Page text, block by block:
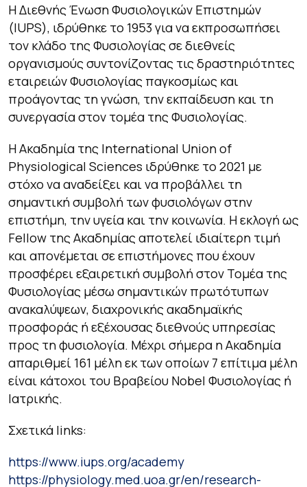
Η Διεθνής Ένωση Φυσιολογικών Επιστημών
(IUPS), ιδρύθηκε το 1953 για να εκπροσωπήσει
τον κλάδο της Φυσιολογίας σε διεθνείς
οργανισμούς συντονίζοντας τις δραστηριότητες
εταιρειών Φυσιολογίας παγκοσμίως και
προάγοντας τη γνώση, την εκπαίδευση και τη
συνεργασία στον τομέα της Φυσιολογίας.
Η Ακαδημία της International Union of
Physiological Sciences ιδρύθηκε το 2021 με
στόχο να αναδείξει και να προβάλλει τη
σημαντική συμβολή των φυσιολόγων στην
επιστήμη, την υγεία και την κοινωνία. Η εκλογή ως
Fellow της Ακαδημίας αποτελεί ιδιαίτερη τιμή
και απονέμεται σε επιστήμονες που έχουν
προσφέρει εξαιρετική συμβολή στον Τομέα της
Φυσιολογίας μέσω σημαντικών πρωτότυπων
ανακαλύψεων, διαχρονικής ακαδημαϊκής
προσφοράς ή εξέχουσας διεθνούς υπηρεσίας
προς τη φυσιολογία. Μέχρι σήμερα η Ακαδημία
απαριθμεί 161 μέλη εκ των οποίων 7 επίτιμα μέλη
είναι κάτοχοι του Βραβείου Nobel Φυσιολογίας ή
Ιατρικής.
Σχετικά links:
https://www.iups.org/academy
https://physiology.med.uoa.gr/en/research-